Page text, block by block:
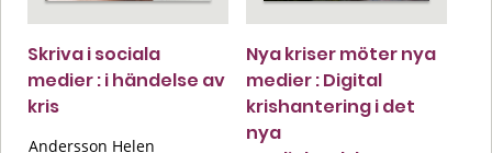
Skriva i sociala
medier : i händelse av
kris
Andersson Helen
Nya kriser möter nya
medier : Digital
krishantering i det
nya